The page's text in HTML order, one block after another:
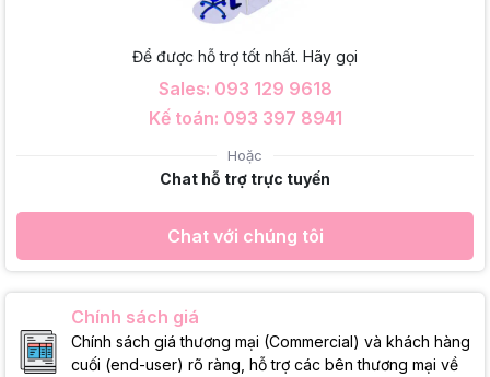
Để được hỗ trợ tốt nhất. Hãy gọi
Sales: 093 129 9618
Kế toán: 093 397 8941
Hoặc
Chat hỗ trợ trực tuyến
Chat với chúng tôi
Chính sách giá
Chính sách giá thương mại (Commercial) và khách hàng
cuối (end-user) rõ ràng, hỗ trợ các bên thương mại về